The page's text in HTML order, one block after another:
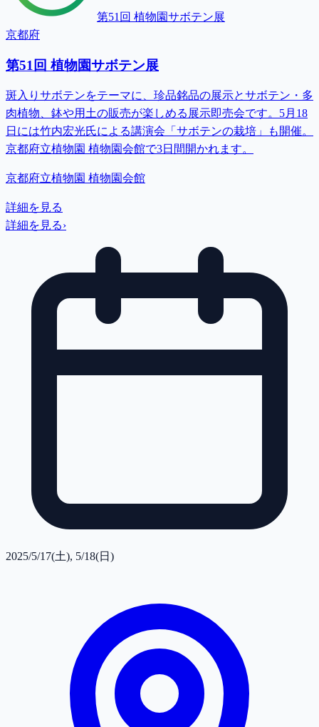
第51回 植物園サボテン展
京都府
第51回 植物園サボテン展
斑入りサボテンをテーマに、珍品銘品の展示とサボテン・多
肉植物、鉢や用土の販売が楽しめる展示即売会です。5月18
日には竹内宏光氏による講演会「サボテンの栽培」も開催。
京都府立植物園 植物園会館で3日間開かれます。
京都府立植物園 植物園会館
詳細を見る
詳細を見る›
2025/5/17(土), 5/18(日)